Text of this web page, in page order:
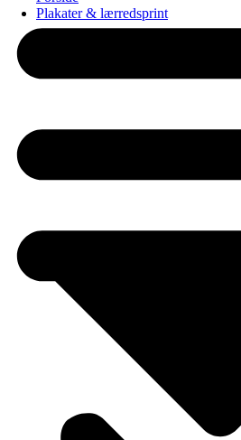
Plakater & lærredsprint